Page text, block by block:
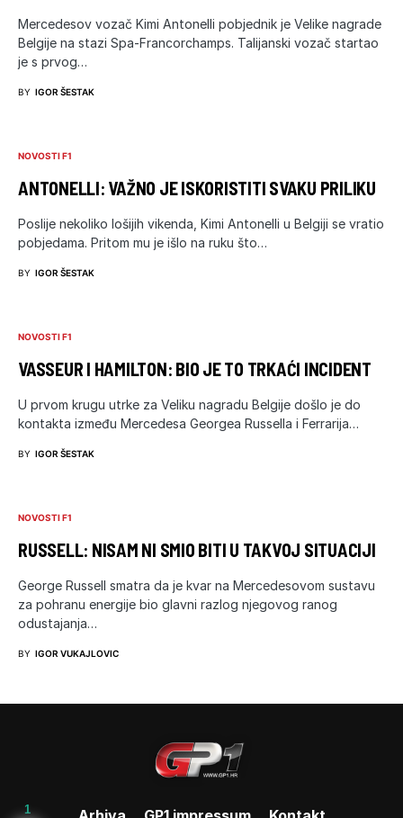
Mercedesov vozač Kimi Antonelli pobjednik je Velike nagrade
Belgije na stazi Spa-Francorchamps. Talijanski vozač startao
je s prvog…
BY IGOR ŠESTAK
NOVOSTI F1
ANTONELLI: VAŽNO JE ISKORISTITI SVAKU PRILIKU
Poslije nekoliko lošijih vikenda, Kimi Antonelli u Belgiji se vratio
pobjedama. Pritom mu je išlo na ruku što…
BY IGOR ŠESTAK
NOVOSTI F1
VASSEUR I HAMILTON: BIO JE TO TRKAĆI INCIDENT
U prvom krugu utrke za Veliku nagradu Belgije došlo je do
kontakta između Mercedesa Georgea Russella i Ferrarija…
BY IGOR ŠESTAK
NOVOSTI F1
RUSSELL: NISAM NI SMIO BITI U TAKVOJ SITUACIJI
George Russell smatra da je kvar na Mercedesovom sustavu
za pohranu energije bio glavni razlog njegovog ranog
odustajanja…
BY IGOR VUKAJLOVIC
1